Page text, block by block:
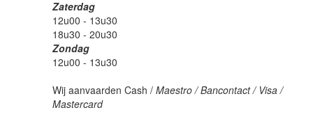
Zaterdag
12u00 - 13u30
18u30 - 20u30
Zondag
12u00 - 13u30
Wij aanvaarden Cash / Maestro / Bancontact / Visa /
Mastercard